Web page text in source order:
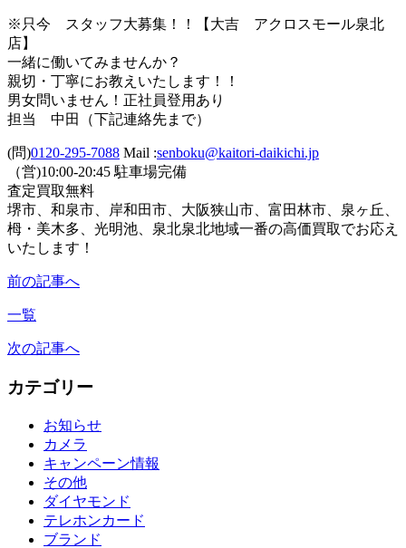
※只今 スタッフ大募集！！【大吉 アクロスモール泉北
店】
一緒に働いてみませんか？
親切・丁寧にお教えいたします！！
男女問いません！正社員登用あり
担当 中田（下記連絡先まで）
(問)0120-295-7088 Mail :senboku@kaitori-daikichi.jp
（営)10:00-20:45 駐車場完備
査定買取無料
堺市、和泉市、岸和田市、大阪狭山市、富田林市、泉ヶ丘、
栂・美木多、光明池、泉北泉北地域一番の高価買取でお応え
いたします！
前の記事へ
一覧
次の記事へ
カテゴリー
お知らせ
カメラ
キャンペーン情報
その他
ダイヤモンド
テレホンカード
ブランド